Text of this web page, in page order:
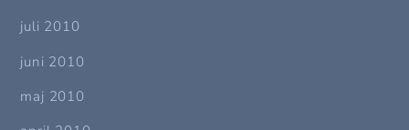
juli 2010
juni 2010
maj 2010